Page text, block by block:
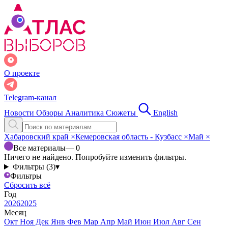
О проекте
Telegram-канал
Новости Обзоры Аналитика Сюжеты English
Хабаровский край ×Кемеровская область - Кузбасс ×Май ×
Все материалы— 0
Ничего не найдено. Попробуйте изменить фильтры.
Фильтры (3)▾
Фильтры
Сбросить всё
Год
20262025
Месяц
Окт Ноя Дек Янв Фев Мар Апр Май Июн Июл Авг Сен